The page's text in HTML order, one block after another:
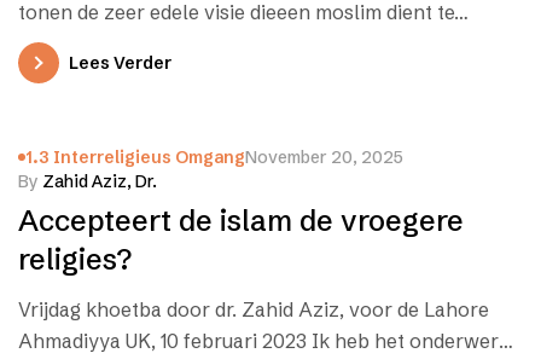
tonen de zeer edele visie dieeen moslim dient te…
Lees Verder
1.3 Interreligieus OmgangNovember 20, 2025
By Zahid Aziz, Dr.
Accepteert de islam de vroegere
religies?
Vrijdag khoetba door dr. Zahid Aziz, voor de Lahore
Ahmadiyya UK, 10 februari 2023 Ik heb het onderwerp